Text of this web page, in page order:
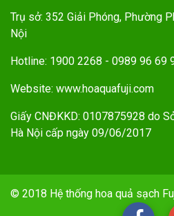
Trụ sở: 352 Giải Phóng, Phường
Nội
Hotline: 1900 2268 - 0989 96 69
Website: www.hoaquafuji.com
Giấy CNĐKKD: 0107875928 do
Hà Nội cấp ngày 09/06/2017
© 2018 Hệ thống hoa quả sạch